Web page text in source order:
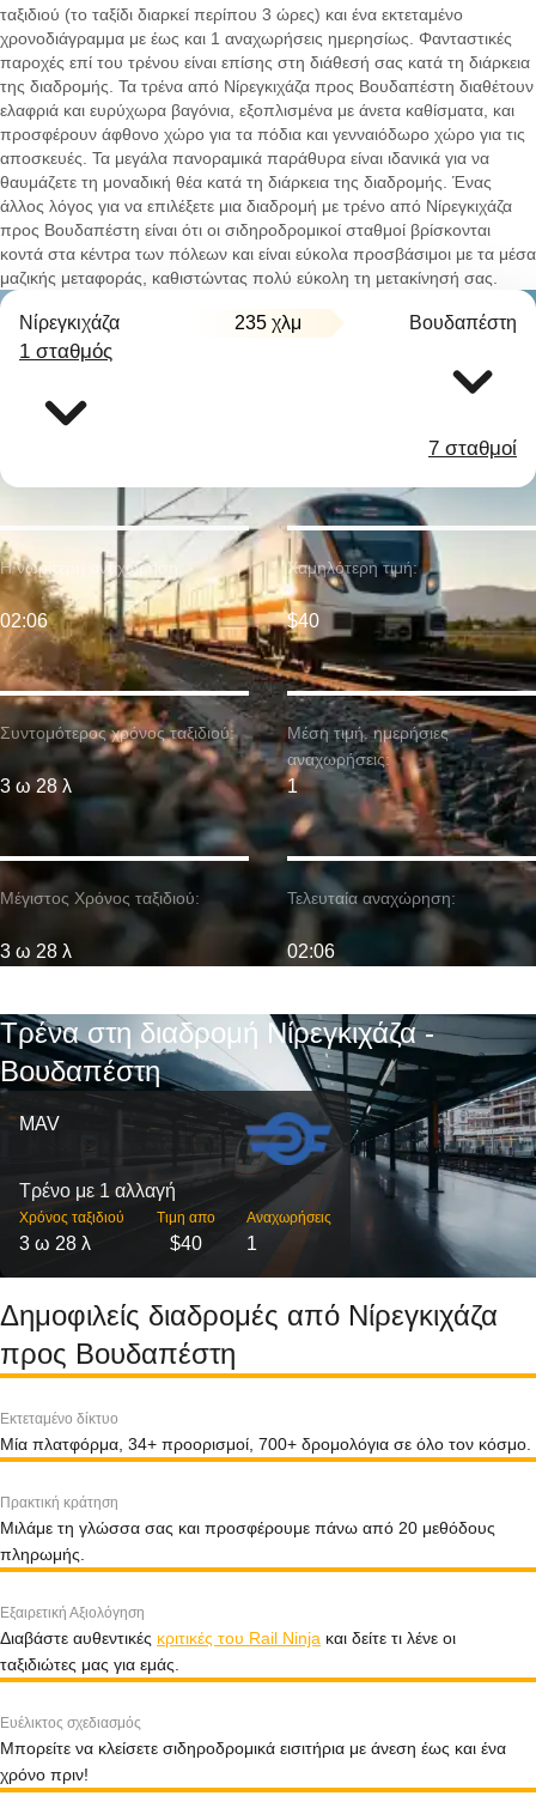
ταξιδιού (το ταξίδι διαρκεί περίπου 3 ώρες) και ένα εκτεταμένο
χρονοδιάγραμμα με έως και 1 αναχωρήσεις ημερησίως. Φανταστικές
παροχές επί του τρένου είναι επίσης στη διάθεσή σας κατά τη διάρκεια
της διαδρομής. Τα τρένα από Νίρεγκιχάζα προς Βουδαπέστη διαθέτουν
ελαφριά και ευρύχωρα βαγόνια, εξοπλισμένα με άνετα καθίσματα, και
προσφέρουν άφθονο χώρο για τα πόδια και γενναιόδωρο χώρο για τις
αποσκευές. Τα μεγάλα πανοραμικά παράθυρα είναι ιδανικά για να
θαυμάζετε τη μοναδική θέα κατά τη διάρκεια της διαδρομής. Ένας
άλλος λόγος για να επιλέξετε μια διαδρομή με τρένο από Νίρεγκιχάζα
προς Βουδαπέστη είναι ότι οι σιδηροδρομικοί σταθμοί βρίσκονται
κοντά στα κέντρα των πόλεων και είναι εύκολα προσβάσιμοι με τα μέσα
μαζικής μεταφοράς, καθιστώντας πολύ εύκολη τη μετακίνησή σας.
Νίρεγκιχάζα 235 χλμ Βουδαπέστη
1 σταθμός
7 σταθμοί
Συντομότερος χρόνος ταξιδιού:
3 ω 28 λ
Η νωρίτερη αναχώρηση:
02:06
Μέγιστος Χρόνος ταξιδιού:
3 ω 28 λ
Χαμηλότερη τιμή:
$40
Μέση τιμή. ημερήσιες
αναχωρήσεις:
1
Τελευταία αναχώρηση:
02:06
Τρένα στη διαδρομή Νίρεγκιχάζα -
Βουδαπέστη
MAV
Τρένο με 1 αλλαγή
Χρόνος ταξιδιού
3 ω 28 λ
Τιμη απο
$40
Αναχωρήσεις
1
Δημοφιλείς διαδρομές από Νίρεγκιχάζα
προς Βουδαπέστη
Εκτεταμένο δίκτυο
Μία πλατφόρμα, 34+ προορισμοί, 700+ δρομολόγια σε όλο τον κόσμο.
Πρακτική κράτηση
Μιλάμε τη γλώσσα σας και προσφέρουμε πάνω από 20 μεθόδους
πληρωμής.
Εξαιρετική Αξιολόγηση
Διαβάστε αυθεντικές κριτικές του Rail Ninja και δείτε τι λένε οι
ταξιδιώτες μας για εμάς.
Ευέλικτος σχεδιασμός
Μπορείτε να κλείσετε σιδηροδρομικά εισιτήρια με άνεση έως και ένα
χρόνο πριν!